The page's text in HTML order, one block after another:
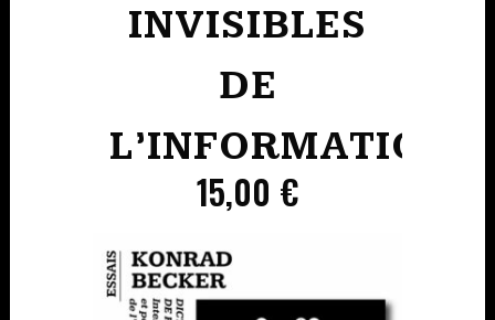
INVISIBLES
DE
L’INFORMATION
15,00 €